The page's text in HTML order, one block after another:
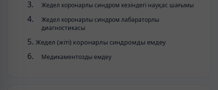
Жедел коронарлы синдром кезіндегі науқас шағымы
Жедел коронарлы синдром лабараторлы
диагностикасы
Жедел (жіті) коронарлы синдромды емдеу
Медикаментозды емдеу